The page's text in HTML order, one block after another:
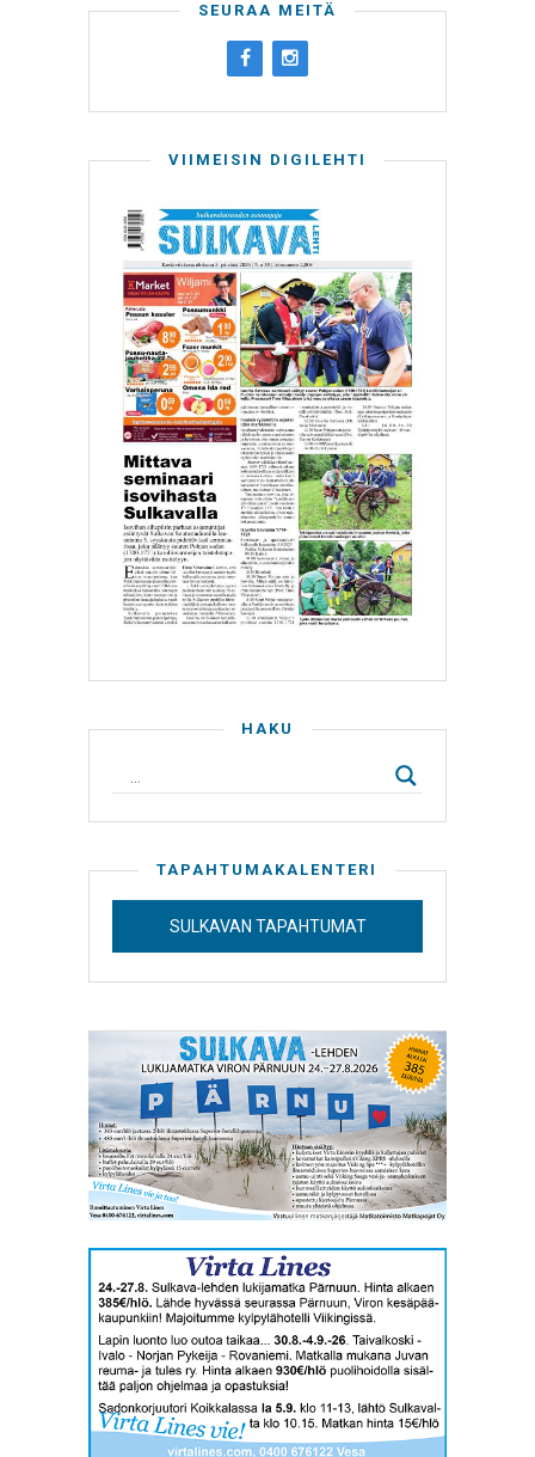
SEURAA MEITÄ
VIIMEISIN DIGILEHTI
HAKU
TAPAHTUMAKALENTERI
SULKAVAN TAPAHTUMAT